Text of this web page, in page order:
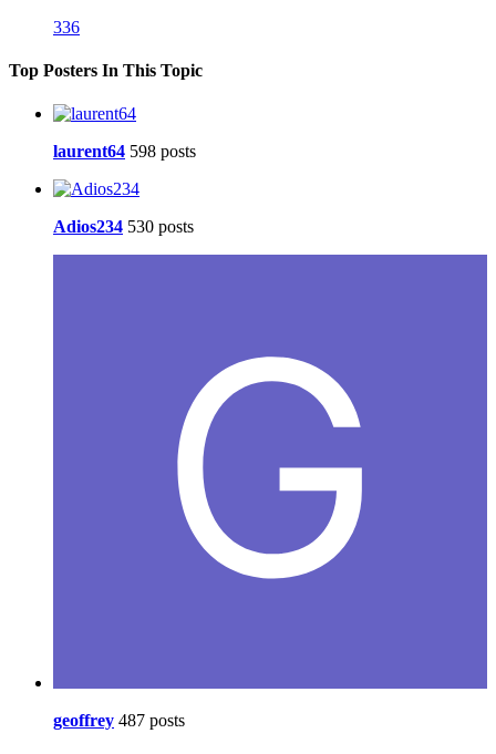
336
Top Posters In This Topic
laurent64 598 posts
Adios234 530 posts
geoffrey 487 posts